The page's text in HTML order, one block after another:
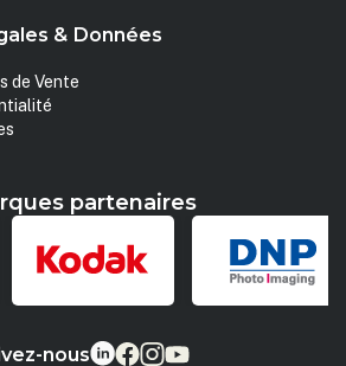
& Données
de Vente
partenaires
nous